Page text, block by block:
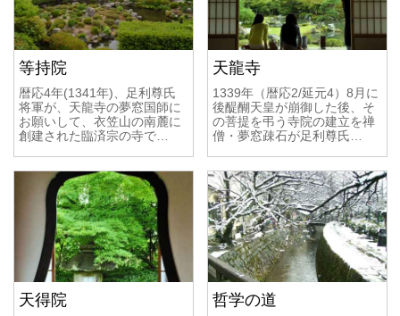
等持院
暦応4年(1341年)、足利尊氏
将軍が、天龍寺の夢窓国師に
お願いして、衣笠山の南麓に
創建された臨済宗の寺で…
天龍寺
1339年（暦応2/延元4）8月に
後醍醐天皇が崩御した後、そ
の菩提を弔う寺院の建立を禅
僧・夢窓疎石が足利尊氏…
天得院 哲学の道